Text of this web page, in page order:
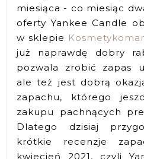
miesiąca - co miesiąc
oferty Yankee Candle
w sklepie
już naprawdę dobry
pozwala zrobić zapas
ale też jest dobrą
zapachu, którego
zakupu pachnących
Dlatego dzisiaj
krótkie recenzje
kwiecień 2021, czyli